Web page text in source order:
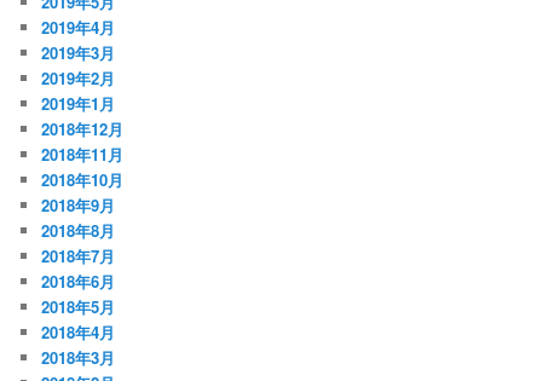
2019年4月
2019年3月
2019年2月
2019年1月
2018年12月
2018年11月
2018年10月
2018年9月
2018年8月
2018年7月
2018年6月
2018年5月
2018年4月
2018年3月